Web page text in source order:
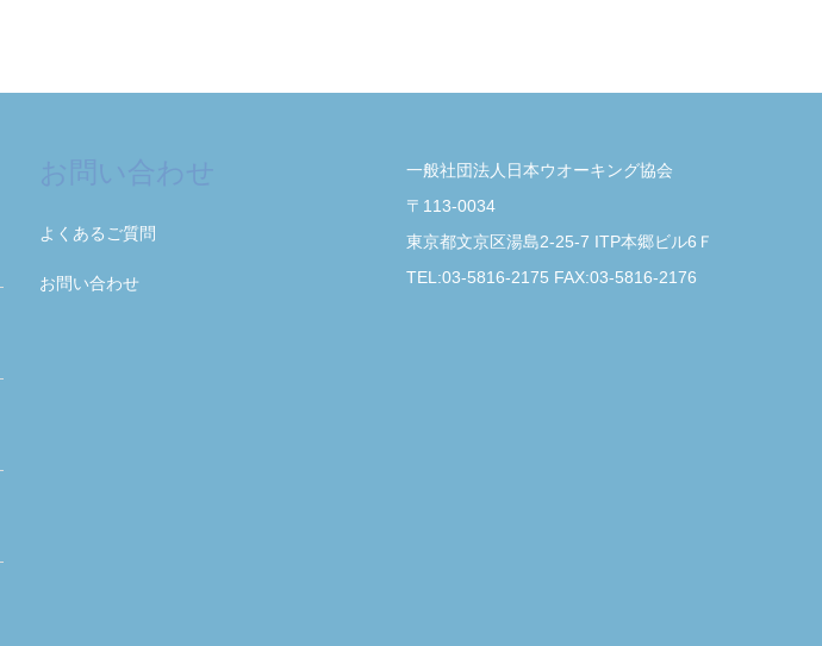
よくあるご質問
お問い合わせ
一般社団法人日本ウオーキング協会
〒113-0034
東京都文京区湯島2-25-7 ITP本郷ビル6Ｆ
TEL:03-5816-2175 FAX:03-5816-2176